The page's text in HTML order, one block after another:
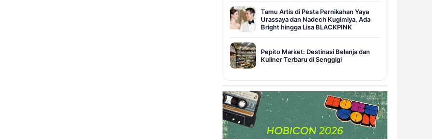
Tamu Artis di Pesta Pernikahan Yaya
Urassaya dan Nadech Kugimiya, Ada
Bright hingga Lisa BLACKPINK
Pepito Market: Destinasi Belanja dan
Kuliner Terbaru di Senggigi